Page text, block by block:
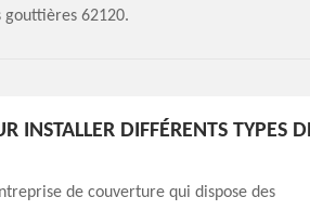
gouttières 62120.
INSTALLER DIFFÉRENTS TYPES
de couverture qui dispose des